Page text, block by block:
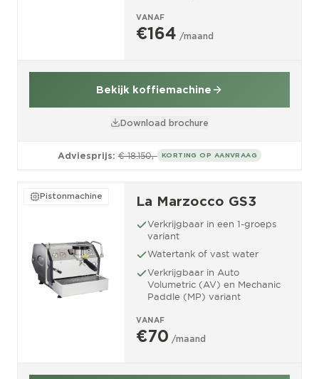
VANAF
€164 /maand
Bekijk koffiemachine
Download brochure
Adviesprijs: € 18.150,- KORTING OP AANVRAAG
Pistonmachine La Marzocco GS3
Verkrijgbaar in een 1-groeps
variant
Watertank of vast water
Verkrijgbaar in Auto
Volumetric (AV) en Mechanic
Paddle (MP) variant
VANAF
€70 /maand